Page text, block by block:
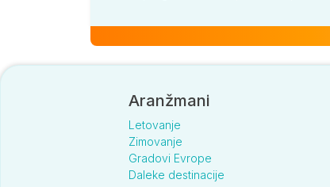
Aranžmani
Letovanje
Zimovanje
Gradovi Evrope
Daleke destinacije